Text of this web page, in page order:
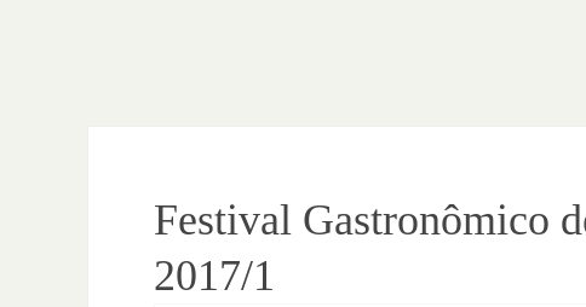
Festival Gastronômico
2017/1